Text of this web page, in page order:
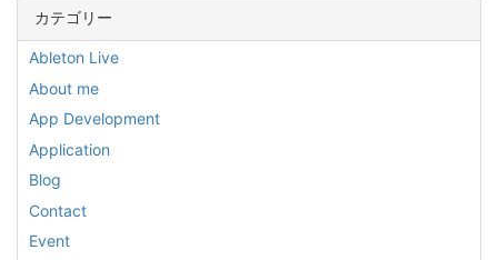
カテゴリー
Ableton Live
About me
App Development
Application
Blog
Contact
Event